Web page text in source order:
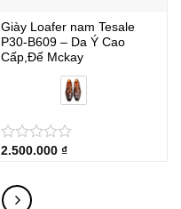
Giày Loafer nam Tesale
P30‑B609 – Da Ý Cao
Cấp,Đế Mckay
★
★
★
★
★
2.500.000 ₫